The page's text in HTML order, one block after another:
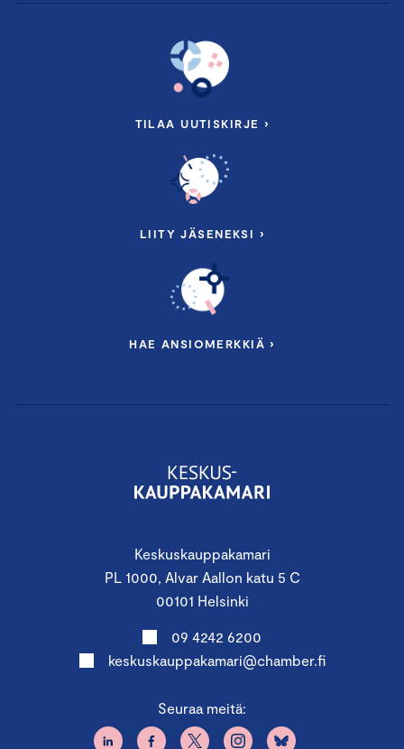
Keskuskauppakamari
PL 1000, Alvar Aallon katu 5 C
00101 Helsinki
09 4242 6200
keskuskauppakamari@chamber.fi
Seuraa meitä:
TILAA UUTISKIRJE ›
LIITY JÄSENEKSI ›
HAE ANSIOMERKKIÄ ›